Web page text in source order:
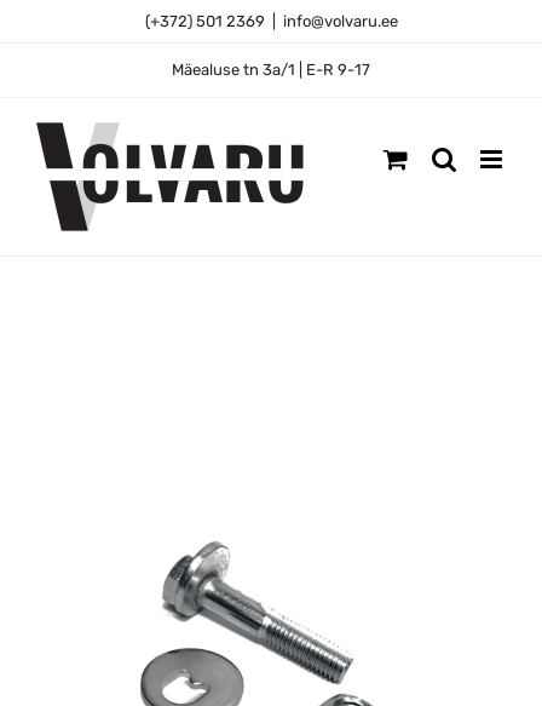
(+372) 501 2369 info@volvaru.ee
Mäealuse tn 3a/1 | E-R 9-17